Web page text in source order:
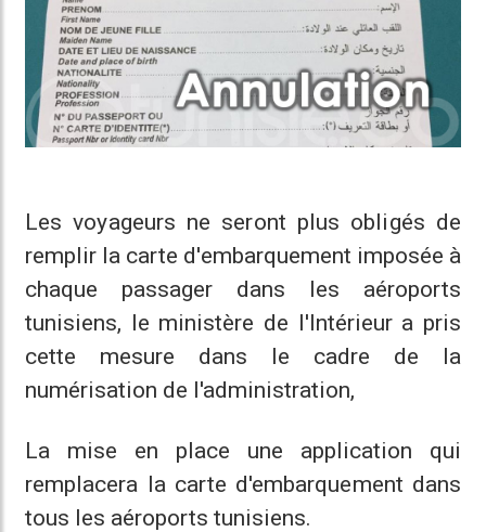
Les voyageurs ne seront plus obligés de
remplir la carte d'embarquement imposée à
chaque passager dans les aéroports
tunisiens, le ministère de l'Intérieur a pris
cette mesure dans le cadre de la
numérisation de l'administration,
La mise en place une application qui
remplacera la carte d'embarquement dans
tous les aéroports tunisiens.